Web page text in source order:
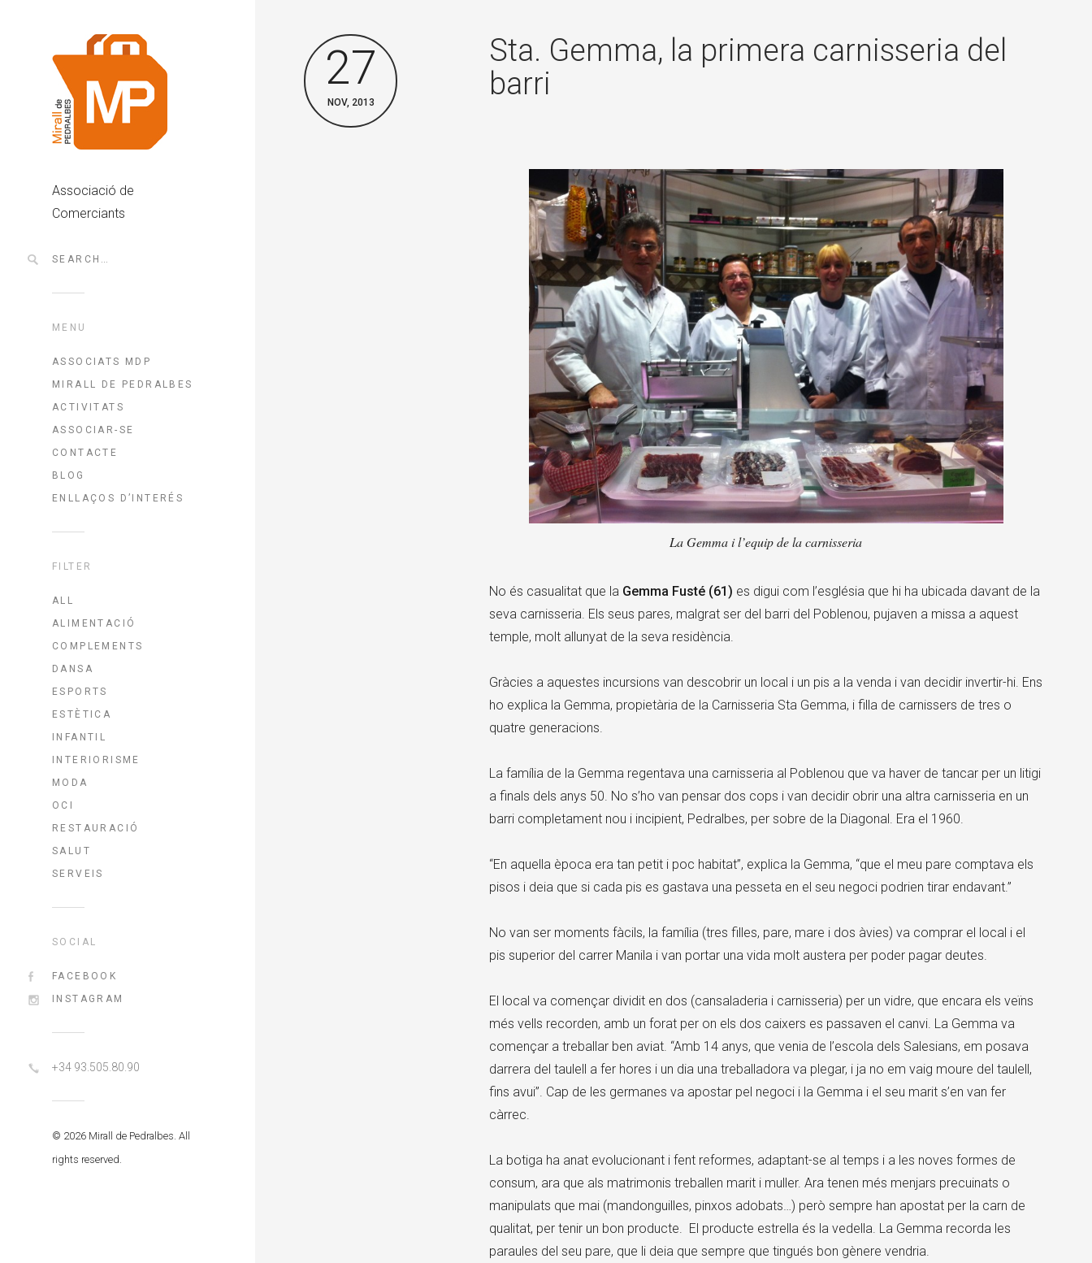
Associació de
Comerciants
MENU
ASSOCIATS MDP
MIRALL DE PEDRALBES
ACTIVITATS
ASSOCIAR-SE
CONTACTE
BLOG
ENLLAÇOS D’INTERÉS
FILTER
ALL
ALIMENTACIÓ
COMPLEMENTS
DANSA
ESPORTS
ESTÈTICA
INFANTIL
INTERIORISME
MODA
OCI
RESTAURACIÓ
SALUT
SERVEIS
SOCIAL
FACEBOOK
INSTAGRAM
+34 93.505.80.90
© 2026 Mirall de Pedralbes. All
rights reserved.
27
NOV, 2013
Sta. Gemma, la primera carnisseria del
barri
La Gemma i l’equip de la carnisseria
No és casualitat que laGemma Fusté (61) es digui com l’església que hi ha ubicada davant de la
seva carnisseria. Els seus pares, malgrat ser del barri del Poblenou, pujaven a missa a aquest
temple, molt allunyat de la seva residència.
Gràcies a aquestes incursions van descobrir un local i un pis a la venda i van decidir invertir-hi. Ens
ho explica la Gemma, propietària de la Carnisseria Sta Gemma, i filla de carnissers de tres o
quatre generacions.
La família de la Gemma regentava una carnisseria al Poblenou que va haver de tancar per un litigi
a finals dels anys 50. No s’ho van pensar dos cops i van decidir obrir una altra carnisseria en un
barri completament nou i incipient, Pedralbes, per sobre de la Diagonal. Era el 1960.
“En aquella època era tan petit i poc habitat”, explica la Gemma, “que el meu pare comptava els
pisos i deia que si cada pis es gastava una pesseta en el seu negoci podrien tirar endavant.”
No van ser moments fàcils, la família (tres filles, pare, mare i dos àvies) va comprar el local i el
pis superior del carrer Manila i van portar una vida molt austera per poder pagar deutes.
El local va començar dividit en dos (cansaladeria i carnisseria) per un vidre, que encara els veïns
més vells recorden, amb un forat per on els dos caixers es passaven el canvi. La Gemma va
començar a treballar ben aviat. “Amb 14 anys, que venia de l’escola dels Salesians, em posava
darrera del taulell a fer hores i un dia una treballadora va plegar, i ja no em vaig moure del taulell,
fins avui”. Cap de les germanes va apostar pel negoci i la Gemma i el seu marit s’en van fer
càrrec.
La botiga ha anat evolucionant i fent reformes, adaptant-se al temps i a les noves formes de
consum, ara que als matrimonis treballen marit i muller. Ara tenen més menjars precuinats o
manipulats que mai (mandonguilles, pinxos adobats…) però sempre han apostat per la carn de
qualitat, per tenir un bon producte. El producte estrella és la vedella. La Gemma recorda les
paraules del seu pare, que li deia que sempre que tingués bon gènere vendria.